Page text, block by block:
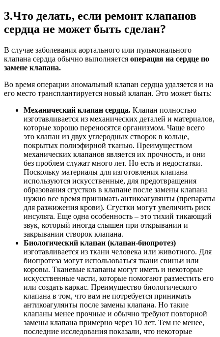
3.Что делать, если ремонт клапанов
сердца не может быть сделан?
В случае заболевания аортального или пульмонального
клапана сердца обычно выполняется операция на сердце по
замене клапана.
Во время операции аномальный клапан сердца удаляется и на
его место трансплантируется новый клапан. Это может быть:
Механический клапан сердца. Клапан полностью
изготавливается из механических деталей и материалов,
которые хорошо переносятся организмом. Чаще всего
это клапан из двух углеродных створок в кольце,
покрытых полиэфирной тканью. Преимуществом
механических клапанов является их прочность, и они
без проблем служат много лет. Но есть и недостатки.
Поскольку материалы для изготовления клапана
используются искусственные, для предотвращения
образования сгустков в клапане после замены клапана
нужно все время принимать антикоагулянты (препараты
для разжижения крови). Сгустки могут увеличить риск
инсульта. Еще одна особенность – это тихий тикающий
звук, который иногда слышен при открывании и
закрывании створок клапана.
Биологический клапан (клапан-биопротез)
изготавливается из ткани человека или животного. Для
биопротеза могут использоваться ткани свиньи или
коровы. Тканевые клапаны могут иметь и некоторые
искусственные части, которые помогают разместить его
или создать каркас. Преимущество биологического
клапана в том, что вам не потребуется принимать
антикоагулянты после замены клапана. Но такие
клапаны менее прочные и обычно требуют повторной
замены клапана примерно через 10 лет. Тем не менее,
последние исследования показали, что некоторые